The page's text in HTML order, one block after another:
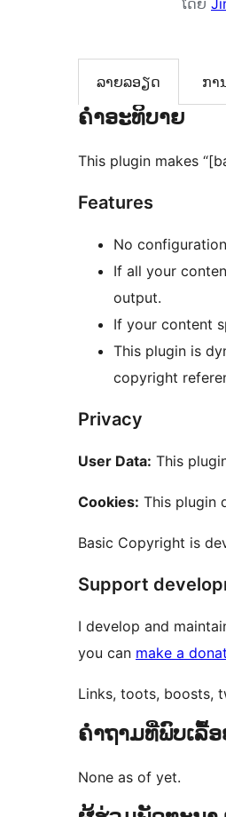
ໂດຍ
ລາຍລອຽດ ກາ
ຄຳອະທິບາຍ
This plugin makes
Features
No
If all your
output.
If your content
This plugin is
copyright
Privacy
User Data: This
Cookies: This plugin
Basic Copyright is
Support
I develop and
you can make a
Links, toots, boosts,
ຄຳຖາມທີ່ພົບເລື້
None as of yet.